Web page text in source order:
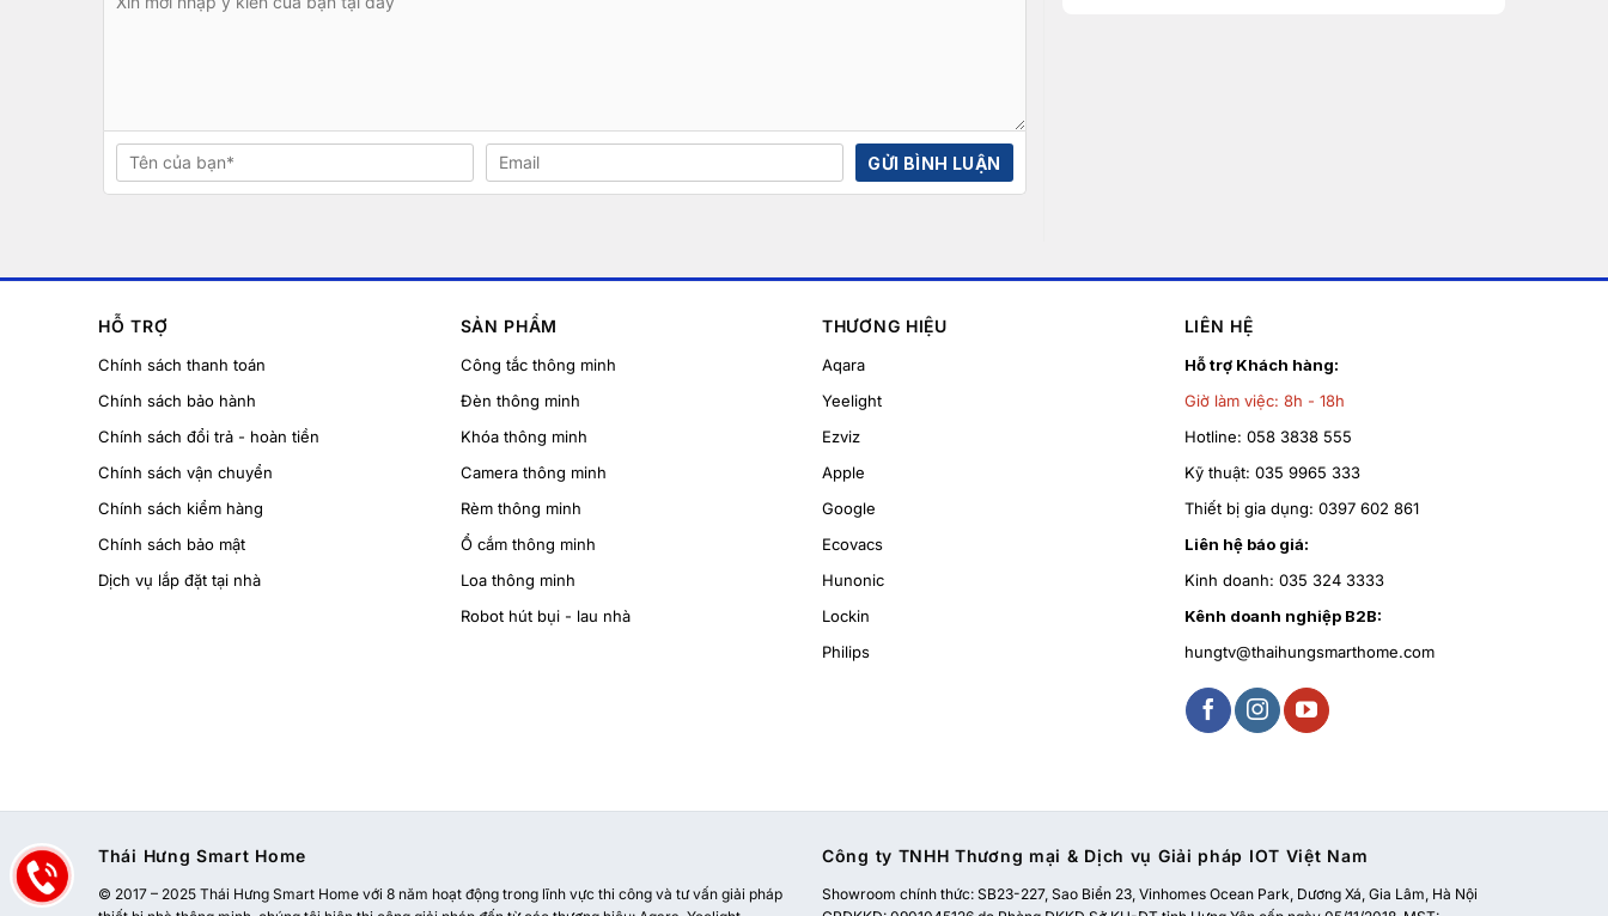
HỖ TRỢ
Chính sách thanh toán
Chính sách bảo hành
Chính sách đổi trả - hoàn tiền
Chính sách vận chuyển
Chính sách kiểm hàng
Chính sách bảo mật
Dịch vụ lắp đặt tại nhà
SẢN PHẨM
Công tắc thông minh
Đèn thông minh
Khóa thông minh
Camera thông minh
Rèm thông minh
Ổ cắm thông minh
Loa thông minh
Robot hút bụi - lau nhà
THƯƠNG HIỆU
Aqara
Yeelight
Ezviz
Apple
Google
Ecovacs
Hunonic
Lockin
Philips
LIÊN HỆ
Hỗ trợ Khách hàng:
Giờ làm việc: 8h - 18h
Hotline: 058 3838 555
Kỹ thuật: 035 9965 333
Thiết bị gia dụng: 0397 602 861
Liên hệ báo giá:
Kinh doanh: 035 324 3333
Kênh doanh nghiệp B2B:
hungtv@thaihungsmarthome.com
Thái Hưng Smart Home
© 2017 – 2025 Thái Hưng Smart Home với 8 năm hoạt động trong lĩnh vực thi công và tư vấn giải pháp
Công ty TNHH Thương mại & Dịch vụ Giải pháp IOT Việt Nam
Showroom chính thức: SB23-227, Sao Biển 23, Vinhomes Ocean Park, Dương Xá, Gia Lâm, Hà Nội